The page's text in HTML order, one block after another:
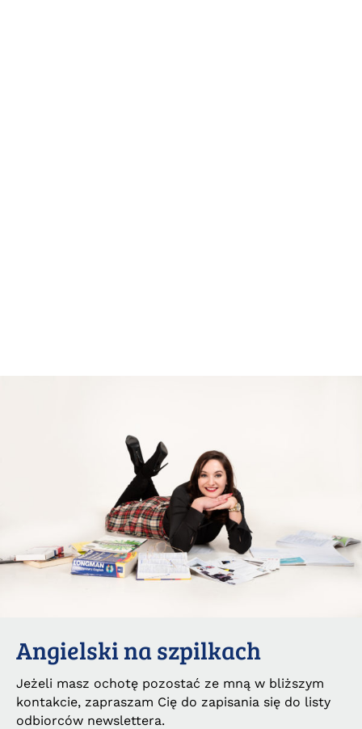
Angielski na szpilkach
Jeżeli masz ochotę pozostać ze mną w bliższym
kontakcie, zapraszam Cię do zapisania się do listy
odbiorców newslettera.